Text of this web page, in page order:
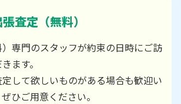
査定（無料）
専門のスタッフが約束の日時にご訪
ます。
して欲しいものがある場合も歓迎い
ひご用意ください。